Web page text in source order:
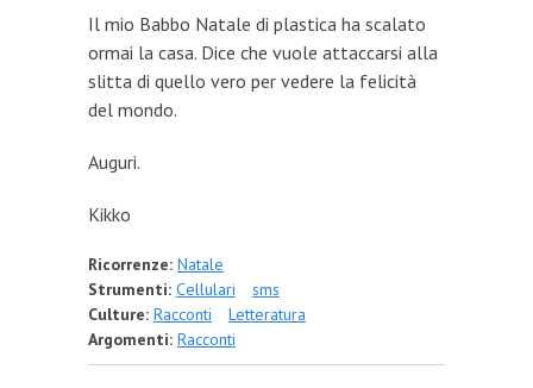
Il mio Babbo Natale di plastica ha scalato
ormai la casa. Dice che vuole attaccarsi alla
slitta di quello vero per vedere la felicità
del mondo.
Auguri.
Kikko
Ricorrenze: Natale
Strumenti: Cellulari
sms
Culture: Racconti
Letteratura
Argomenti: Racconti